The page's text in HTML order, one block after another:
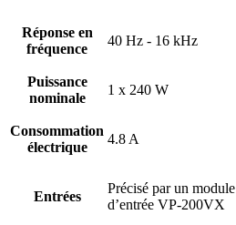
Réponse en
fréquence
40 Hz - 16 kHz
Puissance
nominale
1 x 240 W
Consommation
électrique
4.8 A
Entrées
Précisé par un module
d’entrée VP-200VX